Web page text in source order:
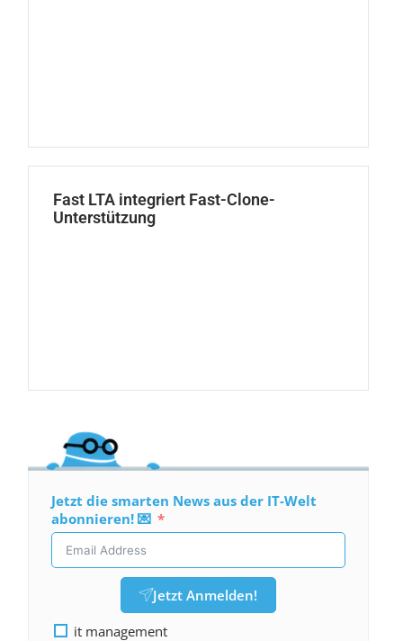
Fast LTA integriert Fast-Clone-
Unterstützung
Jetzt die smarten News aus der IT-Welt
abonnieren! 💌
Jetzt Anmelden!
it management